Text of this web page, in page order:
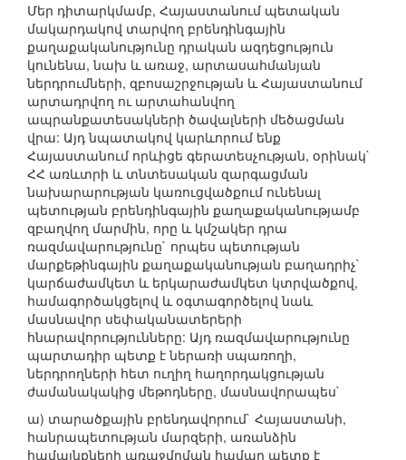
Մեր դիտարկմամբ, Հայաստանում պետական
մակարդակով տարվող բրենդինգային
քաղաքականությունը դրական ազդեցություն
կունենա, նախ և առաջ, արտասահմանյան
ներդրումների, զբոսաշրջության և Հայաստանում
արտադրվող ու արտահանվող
ապրանքատեսակների ծավալների մեծացման
վրա: Այդ նպատակով կարևորում ենք
Հայաստանում որևիցե գերատեսչության, օրինակ`
ՀՀ առևտրի և տնտեսական զարգացման
նախարարության կառուցվածքում ունենալ
պետության բրենդինգային քաղաքականությամբ
զբաղվող մարմին, որը և կմշակեր դրա
ռազմավարությունը` որպես պետության
մարքեթինգային քաղաքականության բաղադրիչ`
կարճաժամկետ և երկարաժամկետ կտրվածքով,
համագործակցելով և օգտագործելով նաև
մասնավոր սեփականատերերի
հնարավորությունները: Այդ ռազմավարությունը
պարտադիր պետք է ներառի սպառողի,
ներդրողների հետ ուղիղ հաղորդակցության
ժամանակակից մեթոդները, մասնավորապես`
ա) տարածքային բրենդավորում` Հայաստանի,
հանրապետության մարզերի, առանձին
համայնքների առաջմղման համար պետք է